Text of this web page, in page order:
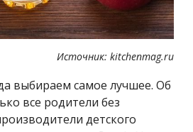
Источник: kitchenmag.ru
выбираем самое лучшее. Об
все родители без
детского